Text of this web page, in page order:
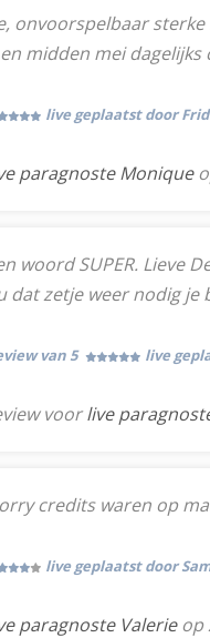
onvoorspelbaar
midden mei
live geplaatst door
paragnoste Monique
woord SUPER. Lieve
dat zetje weer nodig je
van 5 live
voorlive
credits waren op
live geplaatst door
paragnoste Valerieop